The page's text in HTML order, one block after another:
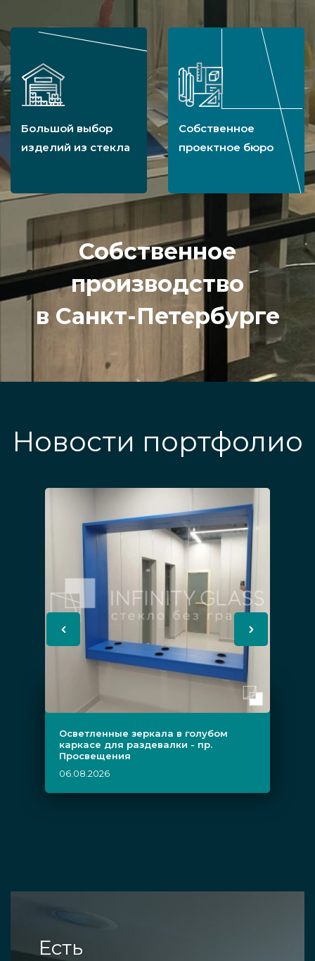
качество при создании смарт продукта.
Большой выбор
изделий из стекла
Собственное
проектное бюро
Собственное
производство
в Санкт-Петербурге
Новости портфолио
Осветленные зеркала в голубом
каркасе для раздевалки - пр.
Просвещения
06.08.2026
Есть